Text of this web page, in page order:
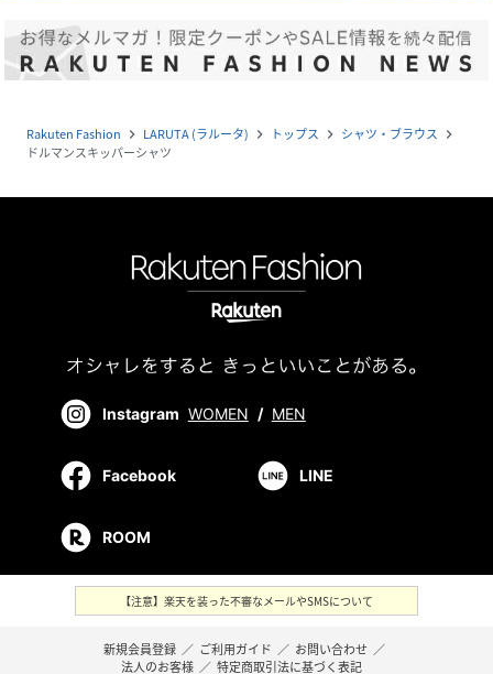
Rakuten Fashion navigate_next LARUTA (ラルータ) navigate_next トップス navigate_next シャツ・ブラウス navigate_next
ドルマンスキッパーシャツ
Instagram WOMEN / MEN
Facebook LINE
ROOM
【注意】楽天を装った不審なメールやSMSについて
新規会員登録 ／ ご利用ガイド ／ お問い合わせ ／
法人のお客様 ／ 特定商取引法に基づく表記